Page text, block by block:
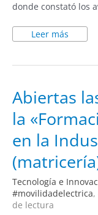
donde constató los
Leer más
Abiertas
la
en la
Tecnología e
#movilidadelectrica,
de lectura
Abiertas
las
inscripciones
para
la
Profesionales
la
Industria
Manufacturera
(matricería)»